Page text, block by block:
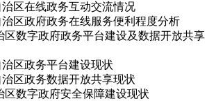
区在线政务互动交流情况
区政府政务在线服务便利程度分析
区数字政府政务平台建设及数据开放共享
区政务平台建设现状
区政务数据开放共享现状
区数字政府安全保障建设现状